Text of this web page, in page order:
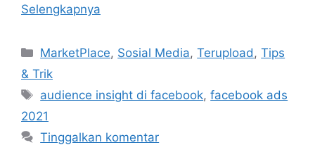
Selengkapnya
Kategori
MarketPlace, Sosial Media,Terupload,Tips
& Trik
Tag
audience insight di facebook,facebook ads
2021
Tinggalkan komentar